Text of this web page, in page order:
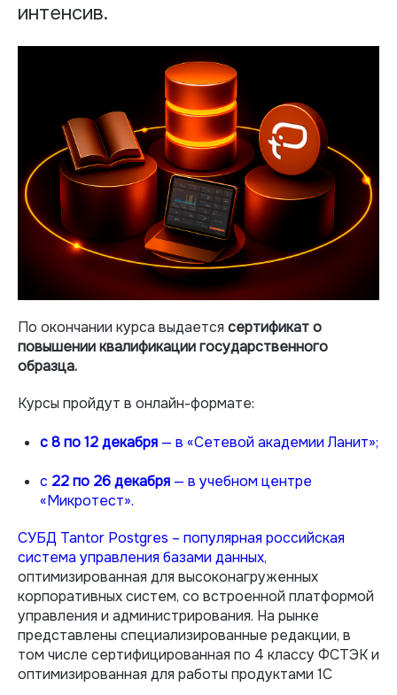
интенсив.
По окончании курса выдается сертификат о
повышении квалификации государственного
образца.
Курсы пройдут в онлайн-формате:
с 8 по 12 декабря — в «Сетевой академии Ланит»;
с 22 по 26 декабря — в учебном центре
«Микротест».
СУБД Tantor Postgres – популярная российская
система управления базами данных,
оптимизированная для высоконагруженных
корпоративных систем, со встроенной платформой
управления и администрирования. На рынке
представлены специализированные редакции, в
том числе сертифицированная по 4 классу ФСТЭК и
оптимизированная для работы продуктами 1С